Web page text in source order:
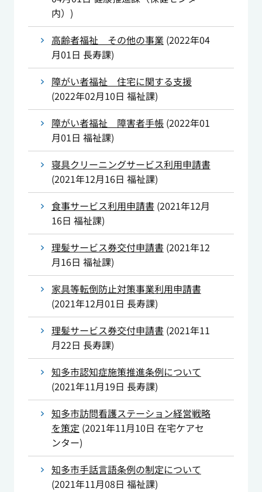
内） )
高齢者福祉 その他の事業 (2022年04
月01日 長寿課)
障がい者福祉 住宅に関する支援
(2022年02月10日 福祉課)
障がい者福祉 障害者手帳(2022年01
月01日 福祉課)
寝具クリーニングサービス利用申請書
(2021年12月16日 福祉課)
食事サービス利用申請書 (2021年12月
16日 福祉課)
理髪サービス券交付申請書 (2021年12
月16日 福祉課)
家具等転倒防止対策事業利用申請書
(2021年12月01日 長寿課)
理髪サービス券交付申請書 (2021年11
月22日 長寿課)
知多市認知症施策推進条例について
(2021年11月19日 長寿課)
知多市訪問看護ステーション経営戦略
を策定 (2021年11月10日 在宅ケアセ
ンター)
知多市手話言語条例の制定について
(2021年11月08日 福祉課)